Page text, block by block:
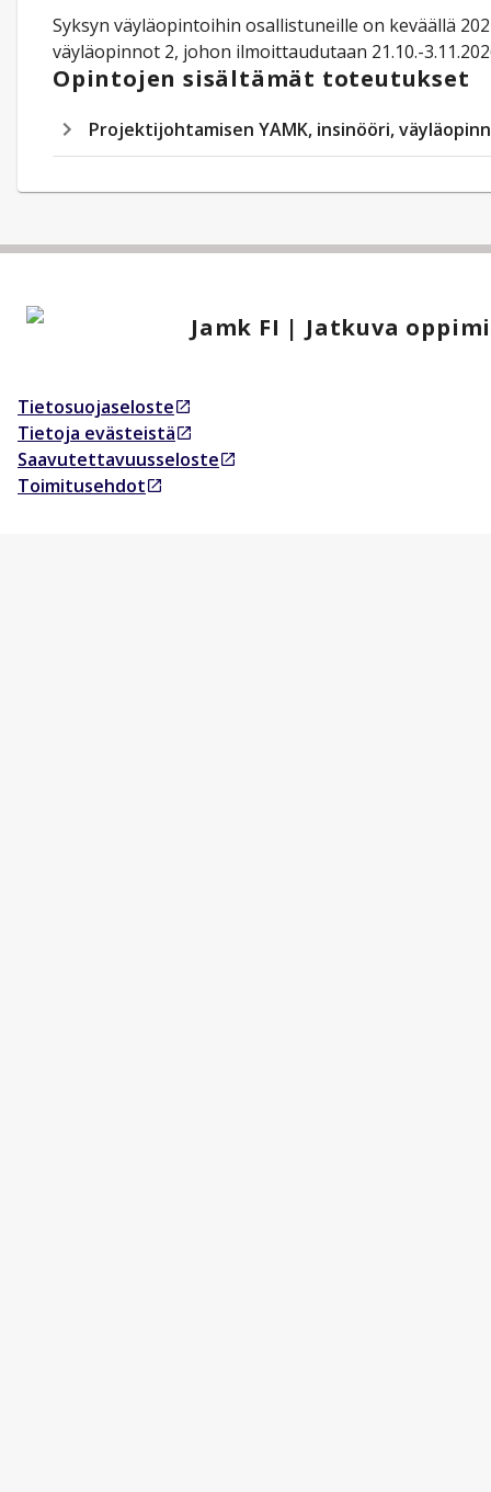
Syksyn väyläopintoihin osallistuneille on keväällä
väyläopinnot 2, johon ilmoittaudutaan 21.10.-
Opintojen sisältämät toteutukset
Projektijohtamisen YAMK, insinööri,
Jamk FI | Jatkuva
Tietosuojaseloste
Avautuu uudessa välilehdessä
Tietoja evästeistä
Avautuu uudessa välilehdessä
Saavutettavuusseloste
Avautuu uudessa välilehdessä
Toimitusehdot
Avautuu uudessa välilehdessä